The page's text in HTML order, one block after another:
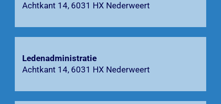
Zoeken
naar:
Achtkant 14, 6031 HX Nederweert
Ledenadministratie
Achtkant 14, 6031 HX Nederweert